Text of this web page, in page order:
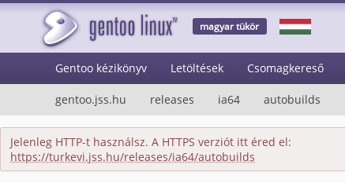
magyar tükör
Gentoo kézikönyv Letöltések Csomagkereső
gentoo.jss.hu releases ia64 autobuilds
Jelenleg HTTP-t használsz. A HTTPS verziót itt éred el:
https://turkevi.jss.hu/releases/ia64/autobuilds